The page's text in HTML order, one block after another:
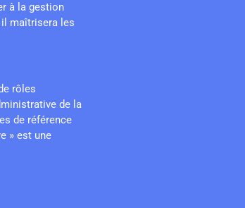
à la gestion
il maîtrisera les
rôles
de la
de référence
» est une